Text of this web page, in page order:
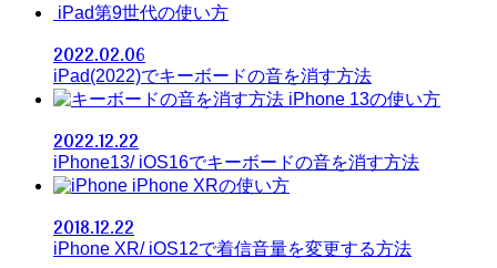
iPad第9世代の使い方
2022.02.06
iPad(2022)でキーボードの音を消す方法
iPhone 13の使い方
2022.12.22
iPhone13/ iOS16でキーボードの音を消す方法
iPhone XRの使い方
2018.12.22
iPhone XR/ iOS12で着信音量を変更する方法